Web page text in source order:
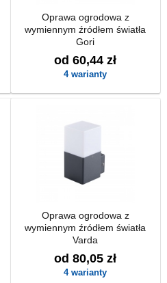
Oprawa ogrodowa z
wymiennym źródłem światła
Gori
od 60,44 zł
4 warianty
Oprawa ogrodowa z
wymiennym źródłem światła
Varda
od 80,05 zł
4 warianty